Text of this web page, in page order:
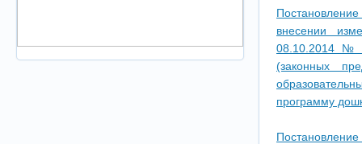
внесении
08.10.2014 №
(законных
программу